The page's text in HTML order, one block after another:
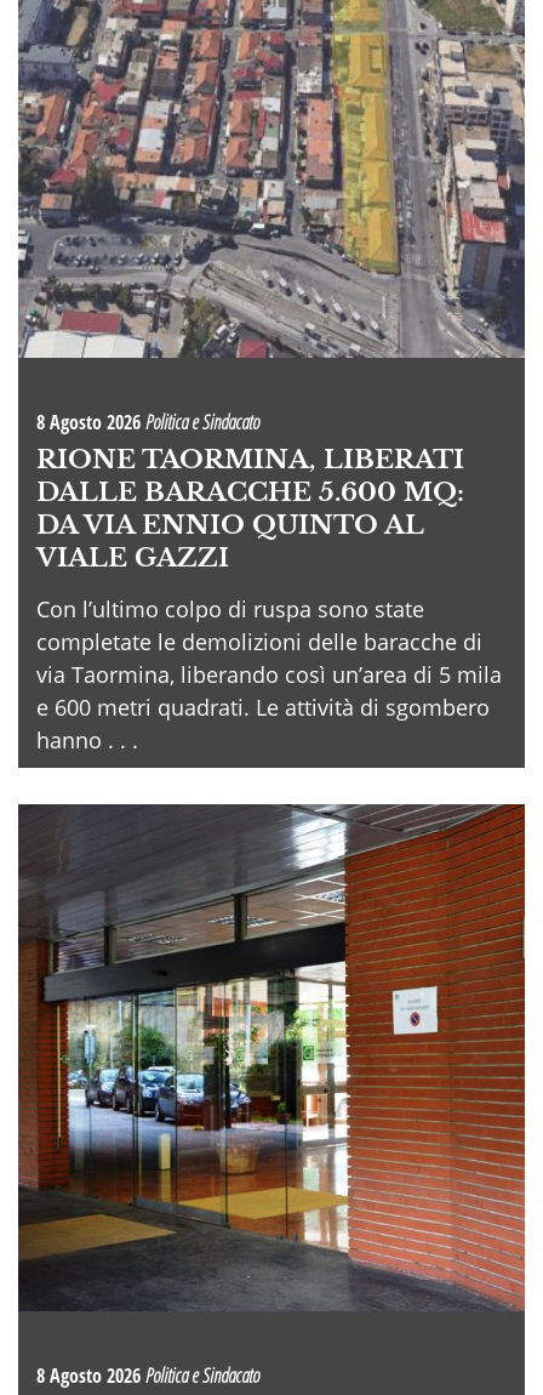
8 Agosto 2026Politica e Sindacato
RIONE TAORMINA, LIBERATI
DALLE BARACCHE 5.600 MQ:
DA VIA ENNIO QUINTO AL
VIALE GAZZI
Con l’ultimo colpo di ruspa sono state
completate le demolizioni delle baracche di
via Taormina, liberando così un’area di 5 mila
e 600 metri quadrati. Le attività di sgombero
hanno . . .
8 Agosto 2026Politica e Sindacato